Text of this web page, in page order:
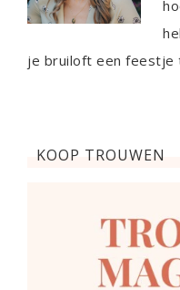
je bruiloft een feestje
KOOP TROUWEN